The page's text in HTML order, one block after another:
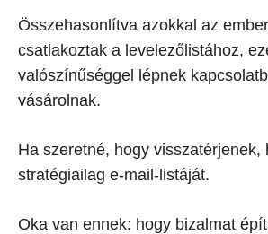
Összehasonlítva azokkal az
csatlakoztak a levelezőlistához,
valószínűséggel lépnek
vásárolnak.
Ha szeretné, hogy visszatérjenek,
stratégiailag e-mail-listáját.
Oka van ennek: hogy bizalmat